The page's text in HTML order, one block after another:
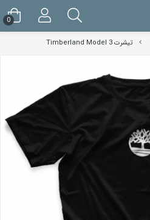
تیشرت Timberland Model 3
0